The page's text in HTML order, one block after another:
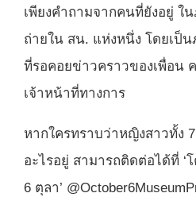
เพียงคำถามจากคนที่ยังอยู่ ใ
ถ่ายใน สน. แห่งหนึ่ง โดยเป็
ที่รอคอยข่าวคราวของเพื่อน
เจ้าหน้าที่ทางการ
หากใครทราบว่าหญิงสาวทั้ง
อะไรอยู่ สามารถติดต่อได้ที่
6 ตุลา’